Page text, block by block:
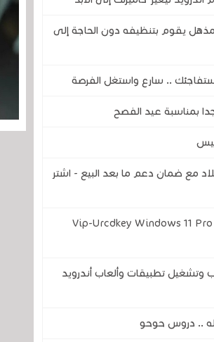
يقوم بتنظيفه دون الحاجة إلى
الميلاد مع ضمان دعم ما بعد البيع - اشتر
مفاتيح تفعيل Office و الويندوز .. خصومات رائعة بمناسبة الهالوين! Vip-Urcdkey Windows 11 Pro
وتشغيل تطبيقات وألعاب أندرويد
.. دروس حوحو